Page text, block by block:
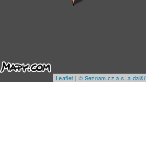
Leaflet | © Seznam.cz a.s. a další